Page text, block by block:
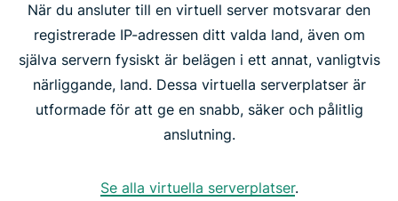
När du ansluter till en virtuell server motsvarar den
registrerade IP-adressen ditt valda land, även om
själva servern fysiskt är belägen i ett annat, vanligtvis
närliggande, land. Dessa virtuella serverplatser är
utformade för att ge en snabb, säker och pålitlig
anslutning.
Se alla virtuella serverplatser.